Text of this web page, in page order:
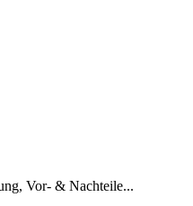
Vor- & Nachteile...